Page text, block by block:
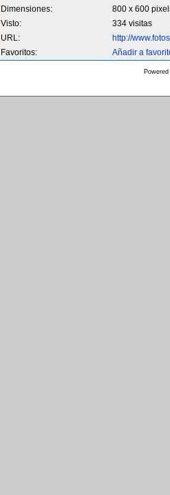
Dimensiones:
800 x 600
Visto:
334 visitas
URL:
http://
Favoritos:
Añadir a